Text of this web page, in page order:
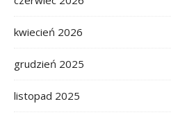
kwiecień 2026
grudzień 2025
listopad 2025